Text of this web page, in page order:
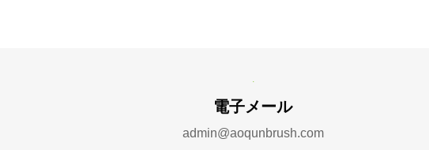
電子メール
admin@aoqunbrush.com